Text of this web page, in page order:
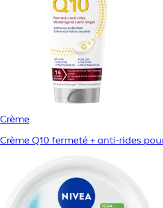
Crème
Crème Q10 fermeté + anti-rides